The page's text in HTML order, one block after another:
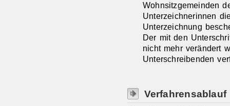
Wohnsitzgemeinden
Unterzeichnerinnen
Unterzeichnung
Der mit den
nicht mehr verändert
Unterschreibenden
Verfahrensablauf